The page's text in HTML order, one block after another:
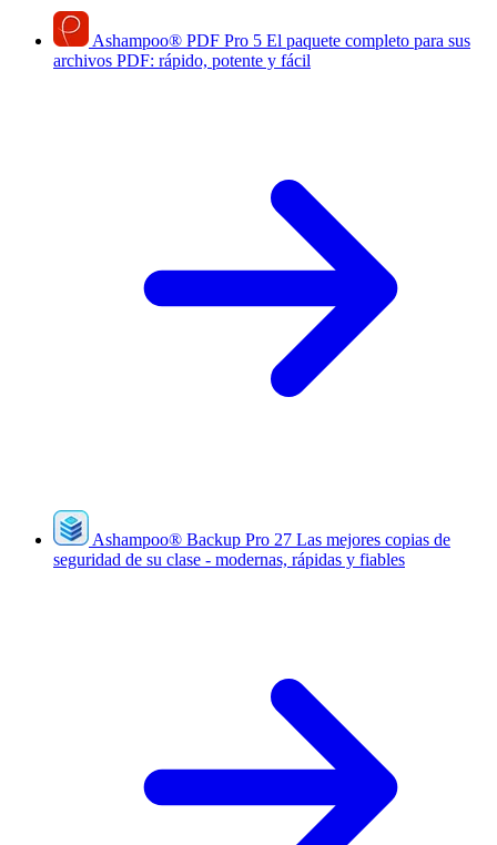
Ashampoo® PDF Pro 5 El paquete completo para sus
archivos PDF: rápido, potente y fácil
Ashampoo® Backup Pro 27 Las mejores copias de
seguridad de su clase - modernas, rápidas y fiables